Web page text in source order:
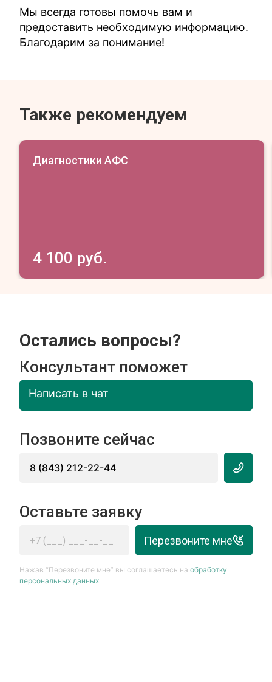
Мы всегда готовы помочь вам и
предоставить необходимую информацию.
Благодарим за понимание!
Также рекомендуем
Диагностики АФС
4 100 руб.
Остались вопросы?
Консультант поможет
Написать в чат
Позвоните сейчас
8 (843) 212-22-44
Оставьте заявку
Перезвоните мне
Нажав “Перезвоните мне” вы соглашаетесь наобработку
персональных данных